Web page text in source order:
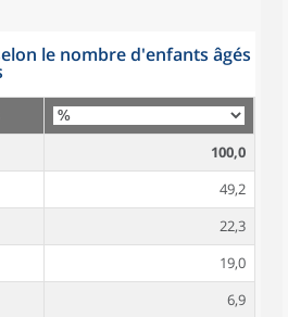
le nombre d'enfants âgés
100,0
49,2
22,3
19,0
6,9